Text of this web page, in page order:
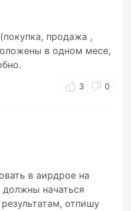
продажа ,
в одном месе,
3 0
в аирдрое на
начаться
отпишу